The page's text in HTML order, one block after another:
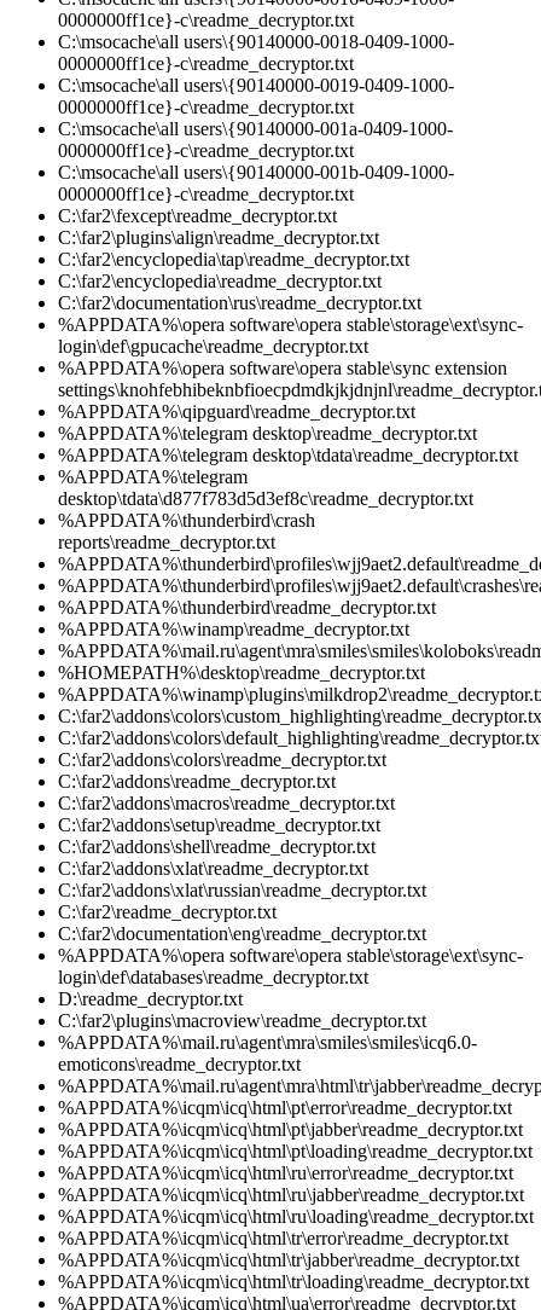
0000000ff1ce}-c\readme_decryptor.txt
C:\msocache\all users\{90140000-0018-0409-1000-
0000000ff1ce}-c\readme_decryptor.txt
C:\msocache\all users\{90140000-0019-0409-1000-
0000000ff1ce}-c\readme_decryptor.txt
C:\msocache\all users\{90140000-001a-0409-1000-
0000000ff1ce}-c\readme_decryptor.txt
C:\msocache\all users\{90140000-001b-0409-1000-
0000000ff1ce}-c\readme_decryptor.txt
C:\far2\fexcept\readme_decryptor.txt
C:\far2\plugins\align\readme_decryptor.txt
C:\far2\encyclopedia\tap\readme_decryptor.txt
C:\far2\encyclopedia\readme_decryptor.txt
C:\far2\documentation\rus\readme_decryptor.txt
%APPDATA%\opera software\opera stable\storage\ext\sync-
login\def\gpucache\readme_decryptor.txt
%APPDATA%\opera software\opera stable\sync extension
%APPDATA%\qipguard\readme_decryptor.txt
%APPDATA%\telegram desktop\readme_decryptor.txt
%APPDATA%\telegram desktop\tdata\readme_decryptor.txt
%APPDATA%\telegram
desktop\tdata\d877f783d5d3ef8c\readme_decryptor.txt
%APPDATA%\thunderbird\crash
reports\readme_decryptor.txt
%APPDATA%\thunderbird\readme_decryptor.txt
%APPDATA%\winamp\readme_decryptor.txt
%HOMEPATH%\desktop\readme_decryptor.txt
C:\far2\addons\colors\readme_decryptor.txt
C:\far2\addons\readme_decryptor.txt
C:\far2\addons\macros\readme_decryptor.txt
C:\far2\addons\setup\readme_decryptor.txt
C:\far2\addons\shell\readme_decryptor.txt
C:\far2\addons\xlat\readme_decryptor.txt
C:\far2\addons\xlat\russian\readme_decryptor.txt
C:\far2\readme_decryptor.txt
C:\far2\documentation\eng\readme_decryptor.txt
%APPDATA%\opera software\opera stable\storage\ext\sync-
login\def\databases\readme_decryptor.txt
D:\readme_decryptor.txt
C:\far2\plugins\macroview\readme_decryptor.txt
%APPDATA%\mail.ru\agent\mra\smiles\smiles\icq6.0-
emoticons\readme_decryptor.txt
%APPDATA%\icqm\icq\html\pt\error\readme_decryptor.txt
%APPDATA%\icqm\icq\html\pt\jabber\readme_decryptor.txt
%APPDATA%\icqm\icq\html\pt\loading\readme_decryptor.txt
%APPDATA%\icqm\icq\html\ru\error\readme_decryptor.txt
%APPDATA%\icqm\icq\html\ru\jabber\readme_decryptor.txt
%APPDATA%\icqm\icq\html\ru\loading\readme_decryptor.txt
%APPDATA%\icqm\icq\html\tr\error\readme_decryptor.txt
%APPDATA%\icqm\icq\html\tr\jabber\readme_decryptor.txt
%APPDATA%\icqm\icq\html\tr\loading\readme_decryptor.txt
%APPDATA%\icqm\icq\html\ua\error\readme_decryptor.txt